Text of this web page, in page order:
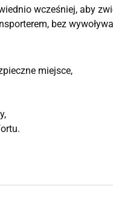
wcześniej, aby
bez
miejsce,